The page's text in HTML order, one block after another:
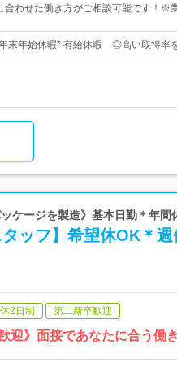
わせた働き方がご相談可能です！※
末年始休暇* 有給休暇 ◎高い取得率
ケージを製造》基本日勤＊年間
ッフ】希望休OK＊
2日制 第二新卒歓迎
迎》面接であなたに合う働